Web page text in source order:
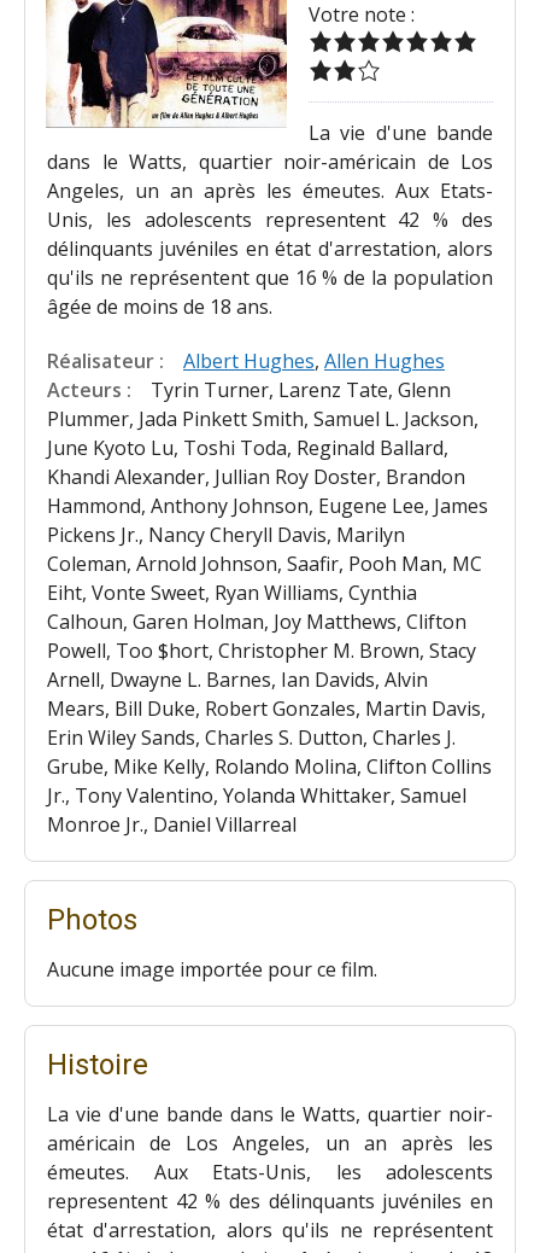
Votre note :
La vie d'une bande
dans le Watts, quartier noir-américain de Los
Angeles, un an après les émeutes. Aux Etats-
Unis, les adolescents representent 42 % des
délinquants juvéniles en état d'arrestation, alors
qu'ils ne représentent que 16 % de la population
âgée de moins de 18 ans.
Réalisateur : Albert Hughes, Allen Hughes
Acteurs :
Tyrin Turner, Larenz Tate, Glenn
Plummer, Jada Pinkett Smith, Samuel L. Jackson,
June Kyoto Lu, Toshi Toda, Reginald Ballard,
Khandi Alexander, Jullian Roy Doster, Brandon
Hammond, Anthony Johnson, Eugene Lee, James
Pickens Jr., Nancy Cheryll Davis, Marilyn
Coleman, Arnold Johnson, Saafir, Pooh Man, MC
Eiht, Vonte Sweet, Ryan Williams, Cynthia
Calhoun, Garen Holman, Joy Matthews, Clifton
Powell, Too $hort, Christopher M. Brown, Stacy
Arnell, Dwayne L. Barnes, Ian Davids, Alvin
Mears, Bill Duke, Robert Gonzales, Martin Davis,
Erin Wiley Sands, Charles S. Dutton, Charles J.
Grube, Mike Kelly, Rolando Molina, Clifton Collins
Jr., Tony Valentino, Yolanda Whittaker, Samuel
Monroe Jr., Daniel Villarreal
Photos
Aucune image importée pour ce film.
Histoire
La vie d'une bande dans le Watts, quartier noir-
américain de Los Angeles, un an après les
émeutes. Aux Etats-Unis, les adolescents
representent 42 % des délinquants juvéniles en
état d'arrestation, alors qu'ils ne représentent